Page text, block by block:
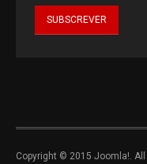
Copyright © 2015 Joomla!.